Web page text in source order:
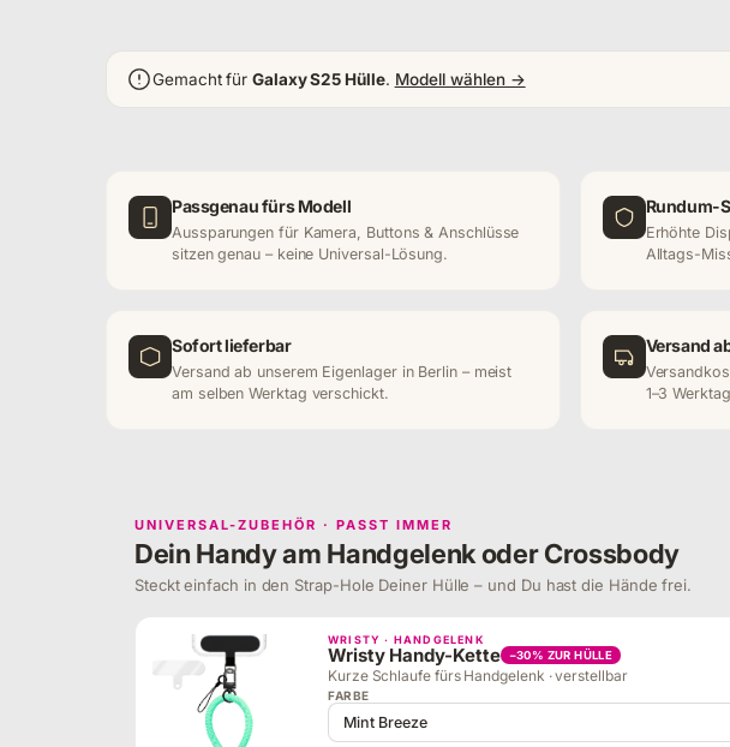
Gemacht fürGalaxy S25 Hülle. Modell wählen →
Passgenau fürs Modell
Aussparungen für Kamera, Buttons & Anschlüsse
sitzen genau – keine Universal-Lösung.
Rundum-
Erhöhte
Alltags-
Sofort lieferbar
Versand ab unserem Eigenlager in Berlin – meist
am selben Werktag verschickt.
Versand
1–3
UNIVERSAL-ZUBEHÖR · PASST IMMER
Dein Handy am Handgelenk oder Crossbody
Steckt einfach in den Strap-Hole Deiner Hülle – und Du hast die Hände frei.
WRISTY · HANDGELENK
Wristy Handy-Kette −30% ZUR HÜLLE
Kurze Schlaufe fürs Handgelenk · verstellbar
FARBE